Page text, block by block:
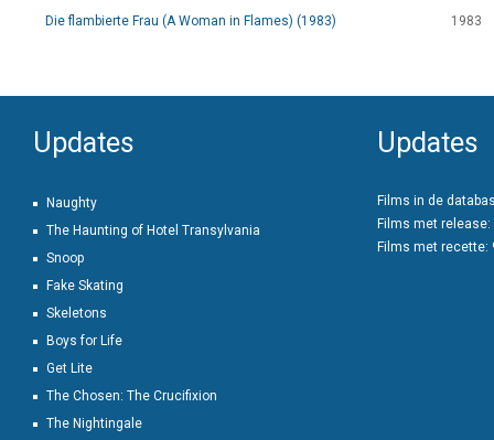
Die flambierte Frau (A Woman in Flames) (1983)
1983
Updates
Naughty
The Haunting of Hotel Transylvania
Snoop
Fake Skating
Skeletons
Boys for Life
Get Lite
The Chosen: The Crucifixion
The Nightingale
Updates
Films in de
Films met release:
Films met recette: